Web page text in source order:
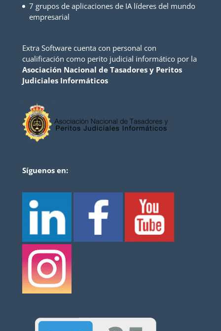
7 grupos de aplicaciones de IA líderes del mundo
empresarial
Extra Software cuenta con personal con
cualificación como perito judicial informático por la
Asociación Nacional de Tasadores y Peritos
Judiciales Informáticos
Síguenos en: